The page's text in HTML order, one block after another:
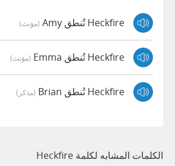
Heckfire تُنطق Amy (مؤنث)
Heckfire تُنطق Emma (مؤنث)
Heckfire تُنطق Brian (مذكر)
الكلمات المشابه لكلمة Heckfire